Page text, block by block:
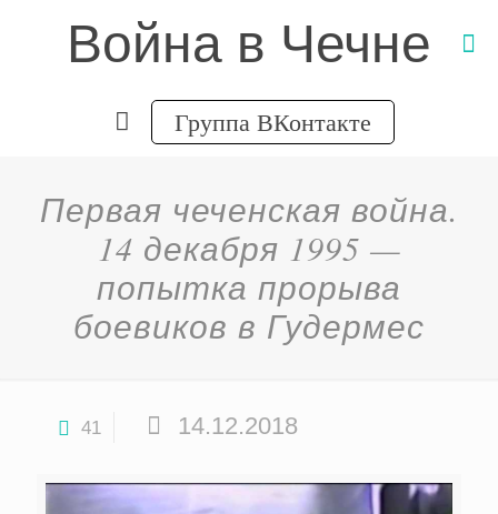
Война в Чечне
Группа ВКонтакте
Первая чеченская война.
14 декабря 1995 —
попытка прорыва
боевиков в Гудермес
41 14.12.2018